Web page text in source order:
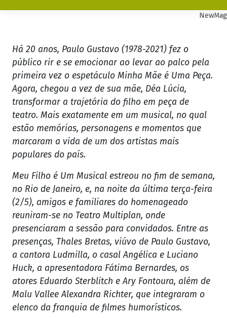
NewMag
Há 20 anos, Paulo Gustavo (1978-2021) fez o
público rir e se emocionar ao levar ao palco pela
primeira vez o espetáculo Minha Mãe é Uma Peça.
Agora, chegou a vez de sua mãe, Déa Lúcia,
transformar a trajetória do filho em peça de
teatro. Mais exatamente em um musical, no qual
estão memórias, personagens e momentos que
marcaram a vida de um dos artistas mais
populares do país.
Meu Filho é Um Musical estreou no fim de semana,
no Rio de Janeiro, e, na noite da última terça-feira
(2/5), amigos e familiares do homenageado
reuniram-se no Teatro Multiplan, onde
presenciaram a sessão para convidados. Entre as
presenças, Thales Bretas, viúvo de Paulo Gustavo,
a cantora Ludmilla, o casal Angélica e Luciano
Huck, a apresentadora Fátima Bernardes, os
atores Eduardo Sterblitch e Ary Fontoura, além de
Malu Vallee Alexandra Richter, que integraram o
elenco da franquia de filmes humorísticos.